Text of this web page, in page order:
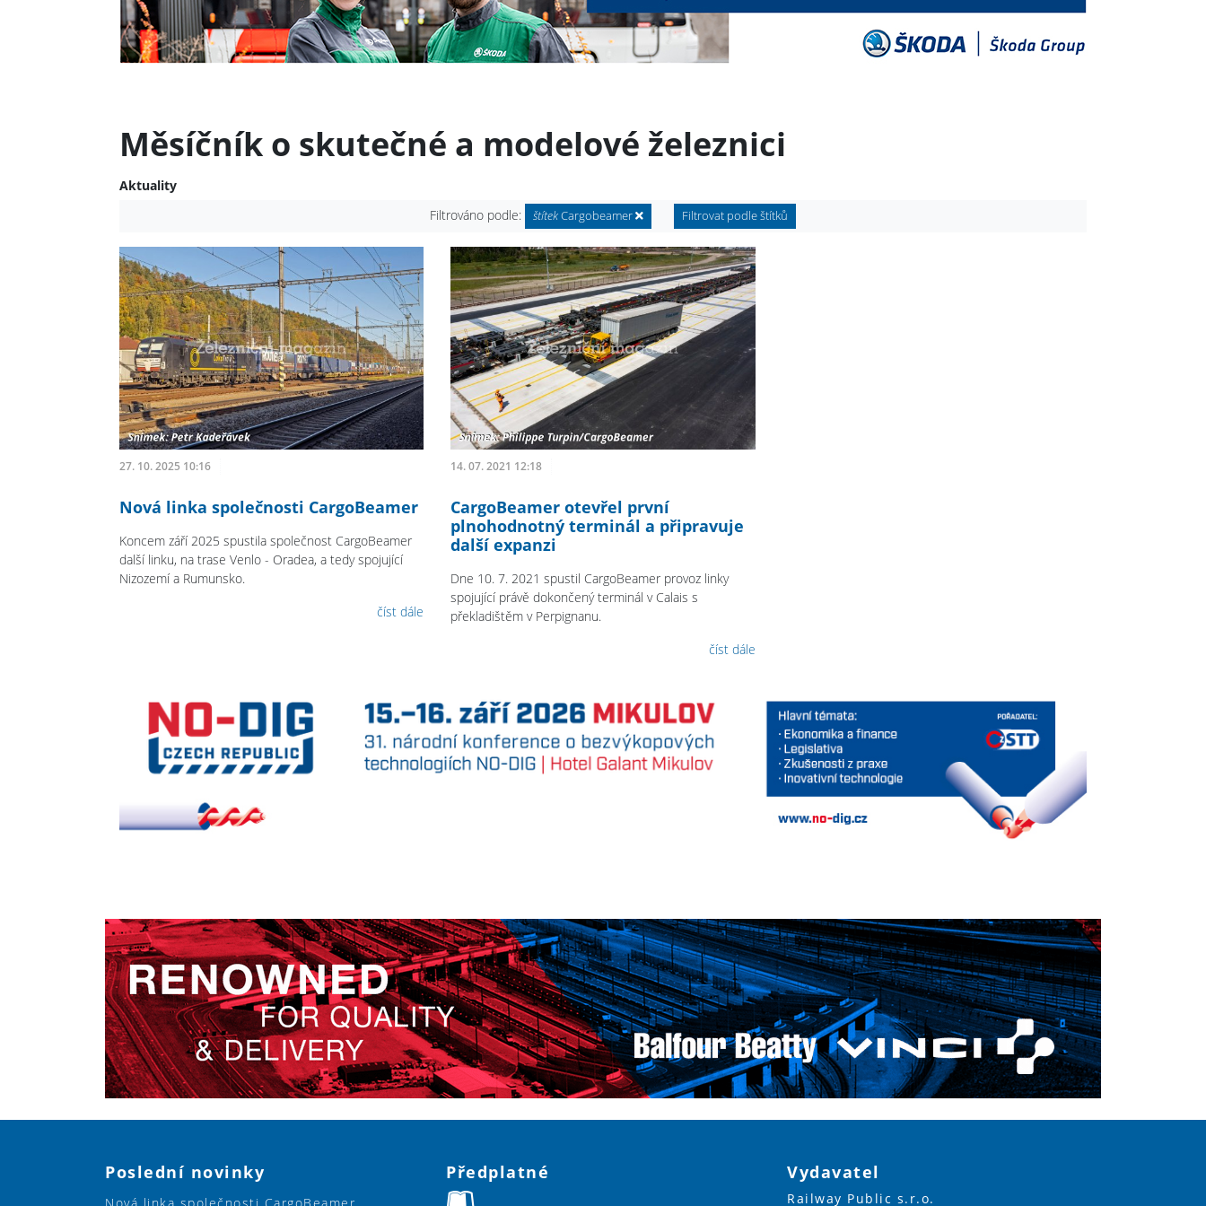
Měsíčník o skutečné a modelové železnici
Aktuality
Filtrováno podle:
štítekCargobeamer Filtrovat podle štítků
27. 10. 2025 10:16
Nová linka společnosti CargoBeamer
Koncem září 2025 spustila společnost CargoBeamer
další linku, na trase Venlo - Oradea, a tedy spojující
Nizozemí a Rumunsko.
číst dále
14. 07. 2021 12:18
CargoBeamer otevřel první
plnohodnotný terminál a připravuje
další expanzi
Dne 10. 7. 2021 spustil CargoBeamer provoz linky
spojující právě dokončený terminál v Calais s
překladištěm v Perpignanu.
číst dále
Poslední novinky Předplatné Vydavatel
Railway Public s.r.o.